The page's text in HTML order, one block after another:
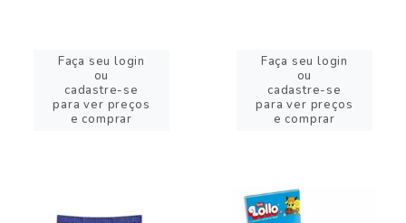
Faça seu login
ou
cadastre-se
para ver preços
e comprar
Faça seu login
ou
cadastre-se
para ver preços
e comprar